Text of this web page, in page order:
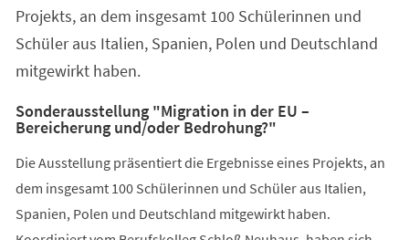
Projekts, an dem insgesamt 100 Schülerinnen und
Schüler aus Italien, Spanien, Polen und Deutschland
mitgewirkt haben.
Sonderausstellung "Migration in der EU –
Bereicherung und/oder Bedrohung?"
Die Ausstellung präsentiert die Ergebnisse eines Projekts, an
dem insgesamt 100 Schülerinnen und Schüler aus Italien,
Spanien, Polen und Deutschland mitgewirkt haben.